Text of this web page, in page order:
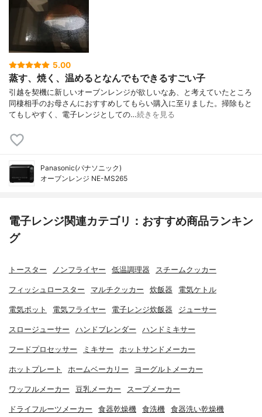
5.00
蒸す、焼く、温めるとなんでもできるすごい子
引越を契機に新しいオーブンレンジが欲しいなあ、と考えていたところ
同棲相手のお母さんにおすすめしてもらい購入に至りました。掃除もと
てもしやすく、電子レンジとしての…続きを見る
Panasonic(パナソニック)
オーブンレンジ NE-MS265
電子レンジ関連カテゴリ：おすすめ商品ランキン
グ
トースター ノンフライヤー 低温調理器 スチームクッカー
フィッシュロースター マルチクッカー 炊飯器 電気ケトル
電気ポット 電気フライヤー 電子レンジ炊飯器 ジューサー
スロージューサー ハンドブレンダー ハンドミキサー
フードプロセッサー ミキサー ホットサンドメーカー
ホットプレート ホームベーカリー ヨーグルトメーカー
ワッフルメーカー 豆乳メーカー スープメーカー
ドライフルーツメーカー 食器乾燥機 食洗機 食器洗い乾燥機